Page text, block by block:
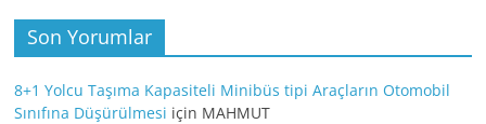
Son Yorumlar
8+1 Yolcu Taşıma Kapasiteli Minibüs tipi Araçların Otomobil
Sınıfına Düşürülmesi için MAHMUT